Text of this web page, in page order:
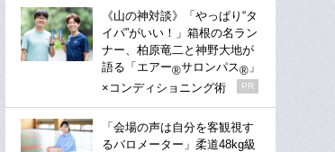
《山の神対談》「やっぱり“タ
イパ”がいい！」箱根の名ラン
ナー、柏原竜二と神野大地が
語る「エアー®サロンパス® 」
×コンディショニング術
PR
「会場の声は自分を客観視す
るバロメーター」柔道48kg級